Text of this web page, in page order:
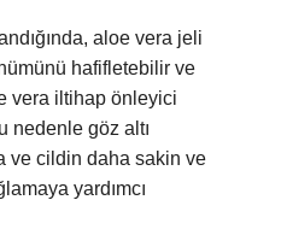
aloe vera jeli
hafifletebilir ve
vera iltihap önleyici
nedenle göz altı
ve cildin daha sakin ve
yardımcı